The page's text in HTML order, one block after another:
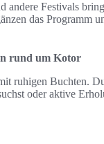
Festivals
das Programm
rund um Kotor
ruhigen Buchten.
oder aktive